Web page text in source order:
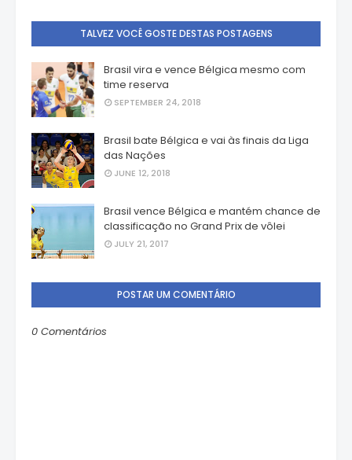
TALVEZ VOCÊ GOSTE DESTAS POSTAGENS
Brasil vira e vence Bélgica mesmo com
time reserva
SEPTEMBER 24, 2018
Brasil bate Bélgica e vai às finais da Liga
das Nações
JUNE 12, 2018
Brasil vence Bélgica e mantém chance de
classificação no Grand Prix de vôlei
JULY 21, 2017
POSTAR UM COMENTÁRIO
0 Comentários